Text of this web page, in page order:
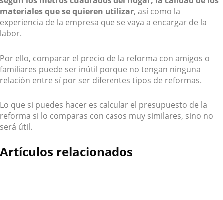
materiales que se quieren utilizar, así como la
experiencia de la empresa que se vaya a encargar de la
labor.
Por ello, comparar el precio de la reforma con amigos o
familiares puede ser inútil porque no tengan ninguna
relación entre sí por ser diferentes tipos de reformas.
Lo que si puedes hacer es calcular el presupuesto de la
reforma si lo comparas con casos muy similares, sino no
será útil.
Artículos relacionados